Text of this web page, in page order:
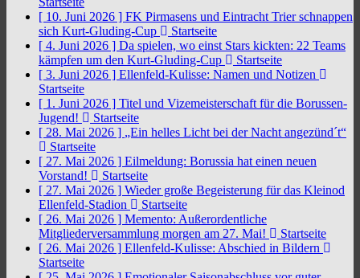
[ 10. Juni 2026 ] FK Pirmasens und Eintracht Trier schnappen
sich Kurt-Gluding-Cup
Startseite
[ 4. Juni 2026 ] Da spielen, wo einst Stars kickten: 22 Teams
kämpfen um den Kurt-Gluding-Cup
Startseite
[ 3. Juni 2026 ] Ellenfeld-Kulisse: Namen und Notizen
Startseite
[ 1. Juni 2026 ] Titel und Vizemeisterschaft für die Borussen-
Jugend!
Startseite
[ 28. Mai 2026 ] „Ein helles Licht bei der Nacht angezünd´t“
Startseite
[ 27. Mai 2026 ] Eilmeldung: Borussia hat einen neuen
Vorstand!
Startseite
[ 27. Mai 2026 ] Wieder große Begeisterung für das Kleinod
Ellenfeld-Stadion
Startseite
[ 26. Mai 2026 ] Memento: Außerordentliche
Mitgliederversammlung morgen am 27. Mai!
Startseite
[ 26. Mai 2026 ] Ellenfeld-Kulisse: Abschied in Bildern
Startseite